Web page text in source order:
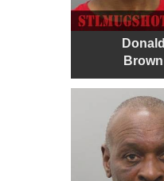
Donald
Brown